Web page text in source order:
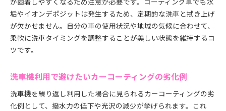
垢やイオンデポジットは発生するため、定期的な洗車と拭き上げ
が欠かせません。自分の車の使用状況や地域の気候に合わせて、
柔軟に洗車タイミングを調整することが美しい状態を維持するコ
ツです。
洗車機利用で避けたいカーコーティングの劣化例
洗車機を繰り返し利用した場合に見られるカーコーティングの劣
化例として、撥水力の低下や光沢の減少が挙げられます。これ